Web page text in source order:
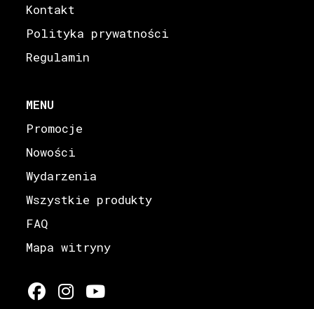
Kontakt
Polityka prywatności
Regulamin
MENU
Promocje
Nowości
Wydarzenia
Wszystkie produkty
FAQ
Mapa witryny